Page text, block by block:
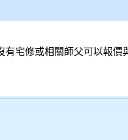
有宅修或相關師父可以報價